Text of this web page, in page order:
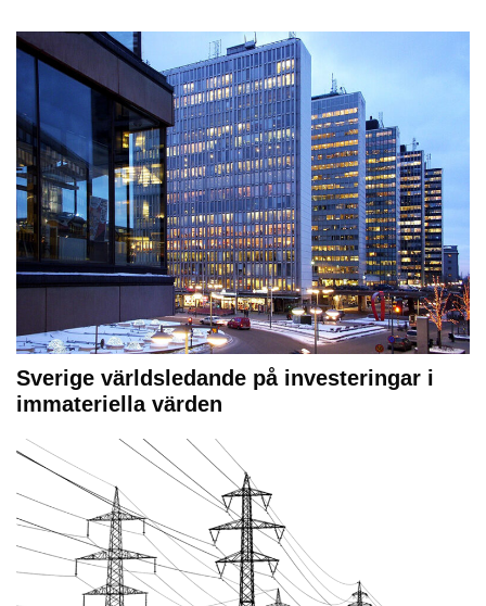
Sverige världsledande på investeringar i
immateriella värden